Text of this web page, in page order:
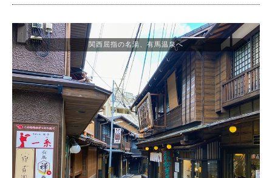
関西屈指の名湯、有馬温泉へ